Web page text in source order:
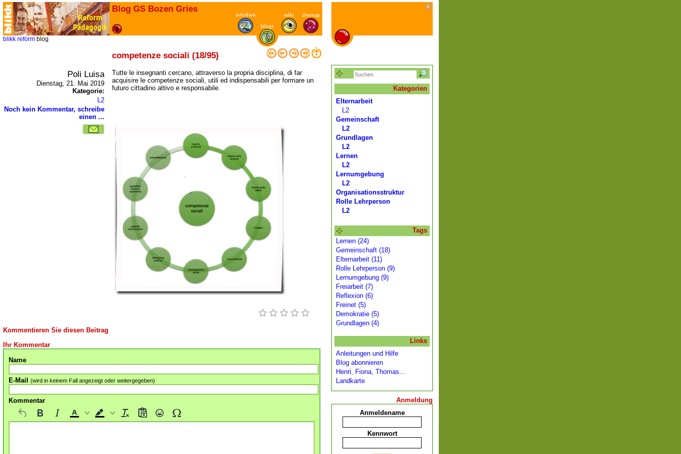
Blog GS Bozen Gries
blikk reform blog
competenze sociali (18/95)
Poli Luisa
Dienstag, 21. Mai 2019
Kategorie:
L2
Noch kein Kommentar, schreibe
einen ...
Tutte le insegnanti cercano, attraverso la propria disciplina, di far
acquisire le competenze sociali, utili ed indispensabili per formare un
futuro cittadino attivo e responsabile.
Kommentieren Sie diesen Beitrag
Ihr Kommentar
Name
E-Mail (wird in keinem Fall angezeigt oder weitergegeben)
Kommentar
Kategorien
Elternarbeit
L2
Gemeinschaft
L2
Grundlagen
L2
Lernen
L2
Lernumgebung
L2
Organisationsstruktur
Rolle Lehrperson
L2
Tags
Lernen (24)
Gemeinschaft (18)
Elternarbeit (11)
Rolle Lehrperson (9)
Lernumgebung (9)
Freiarbeit (7)
Reflexion (6)
Freinet (5)
Demokratie (5)
Grundlagen (4)
Links
Anleitungen und Hilfe
Blog abonnieren
Henri, Fiona, Thomas...
Landkarte
Anmeldung
Anmeldename
Kennwort